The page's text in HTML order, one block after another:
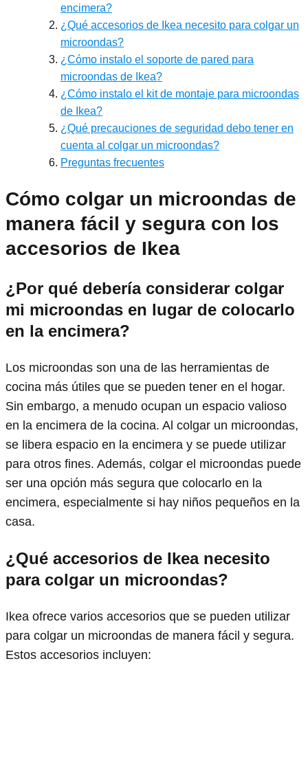
encimera?
¿Qué accesorios de Ikea necesito para colgar un
microondas?
¿Cómo instalo el soporte de pared para
microondas de Ikea?
¿Cómo instalo el kit de montaje para microondas
de Ikea?
¿Qué precauciones de seguridad debo tener en
cuenta al colgar un microondas?
Preguntas frecuentes
Cómo colgar un microondas de
manera fácil y segura con los
accesorios de Ikea
¿Por qué debería considerar colgar
mi microondas en lugar de colocarlo
en la encimera?
Los microondas son una de las herramientas de
cocina más útiles que se pueden tener en el hogar.
Sin embargo, a menudo ocupan un espacio valioso
en la encimera de la cocina. Al colgar un microondas,
se libera espacio en la encimera y se puede utilizar
para otros fines. Además, colgar el microondas puede
ser una opción más segura que colocarlo en la
encimera, especialmente si hay niños pequeños en la
casa.
¿Qué accesorios de Ikea necesito
para colgar un microondas?
Ikea ofrece varios accesorios que se pueden utilizar
para colgar un microondas de manera fácil y segura.
Estos accesorios incluyen: